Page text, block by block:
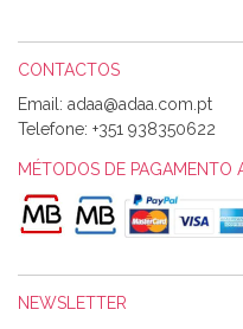
Olá boa Noite. Os
obrigada pelo miminho
de bordar e não sei o que
maravilhosamente ...
CONTACTOS
Email:
Telefone: +351 938350622
MÉTODOS DE PAGAMENTO
NEWSLETTER